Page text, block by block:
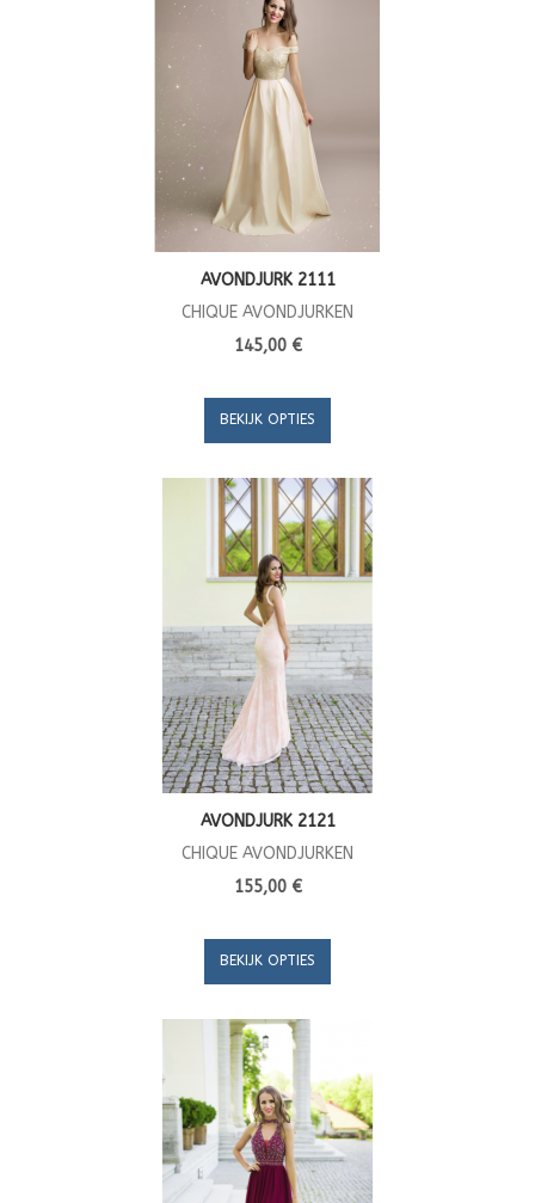
AVONDJURK 2111
CHIQUE AVONDJURKEN
145,00 €
BEKIJK OPTIES
AVONDJURK 2121
CHIQUE AVONDJURKEN
155,00 €
BEKIJK OPTIES